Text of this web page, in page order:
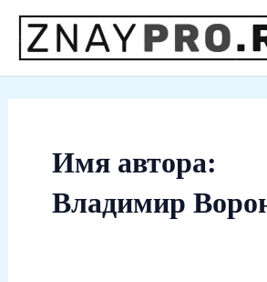
содержимому
Имя автора:
Владимир